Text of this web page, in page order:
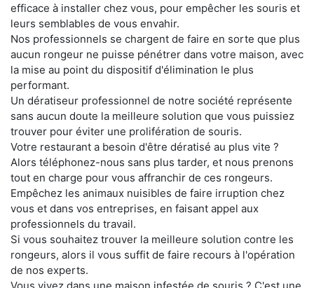
efficace à installer chez vous, pour empêcher les souris et
leurs semblables de vous envahir.
Nos professionnels se chargent de faire en sorte que plus
aucun rongeur ne puisse pénétrer dans votre maison, avec
la mise au point du dispositif d'élimination le plus
performant.
Un dératiseur professionnel de notre société représente
sans aucun doute la meilleure solution que vous puissiez
trouver pour éviter une prolifération de souris.
Votre restaurant a besoin d'être dératisé au plus vite ?
Alors téléphonez-nous sans plus tarder, et nous prenons
tout en charge pour vous affranchir de ces rongeurs.
Empêchez les animaux nuisibles de faire irruption chez
vous et dans vos entreprises, en faisant appel aux
professionnels du travail.
Si vous souhaitez trouver la meilleure solution contre les
rongeurs, alors il vous suffit de faire recours à l'opération
de nos experts.
Vous vivez dans une maison infestée de souris ? C'est une